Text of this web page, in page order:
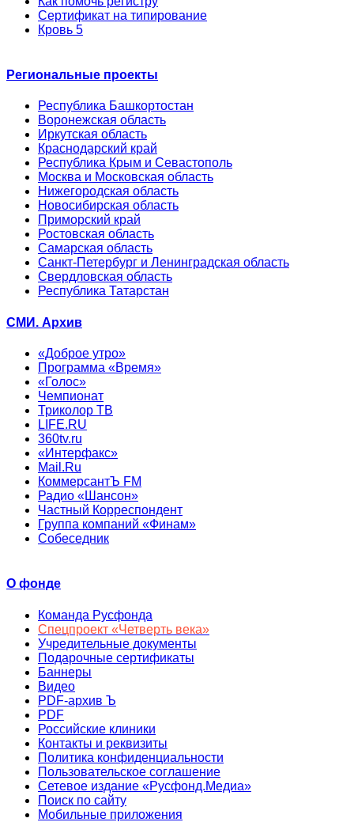
Сертификат на типирование
Кровь 5
Региональные проекты
Республика Башкортостан
Воронежская область
Иркутская область
Краснодарский край
Республика Крым и Севастополь
Москва и Московская область
Нижегородская область
Новосибирская область
Приморский край
Ростовская область
Самарская область
Санкт-Петербург и Ленинградская область
Свердловская область
Республика Татарстан
СМИ. Архив
«Доброе утро»
Программа «Время»
«Голос»
Чемпионат
Триколор ТВ
LIFE.RU
360tv.ru
«Интерфакс»
Mail.Ru
КоммерсантЪ FM
Радио «Шансон»
Частный Корреспондент
Группа компаний «Финам»
Собеседник
О фонде
Команда Русфонда
Спецпроект «Четверть века»
Учредительные документы
Подарочные сертификаты
Баннеры
Видео
PDF-архив Ъ
PDF
Российские клиники
Контакты и реквизиты
Политика конфиденциальности
Пользовательское соглашение
Сетевое издание «Русфонд.Медиа»
Поиск по сайту
Мобильные приложения